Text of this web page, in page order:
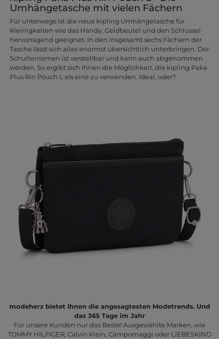
Umhängetasche mit vielen Fächern
Für unterwegs ist die neue kipling Umhängetasche für
Kleinigkeiten wie das Handy, Geldbeutel und den Schlüssel
hervorragend geeignet. In den insgesamt sechs Fächern der
Tasche lässt sich alles enormst übersichtlich unterbringen. Der
Schulterriemen ist verstellbar und kann auch abgenommen
werden. So ergibt sich Ihnen die Möglichkeit, die kipling Paka
Plus Riri Pouch L als eine zu verwenden. Ideal, oder?
modeherz bietet Ihnen die angesagtesten Modetrends. Und
das 365 Tage im Jahr
Für unsere Kunden nur das Beste! Ausgewählte Marken, wie
TOMMY HILFIGER, Calvin Klein, Campomaggi oder LIEBESKIND